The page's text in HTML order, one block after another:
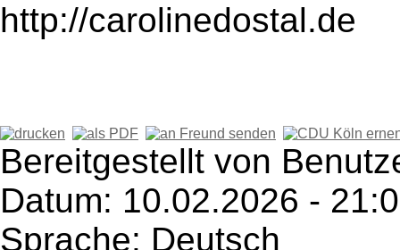
http://carolinedostal.de
Bereitgestellt von
Datum: 10.02.2026 -
Sprache: Deutsch